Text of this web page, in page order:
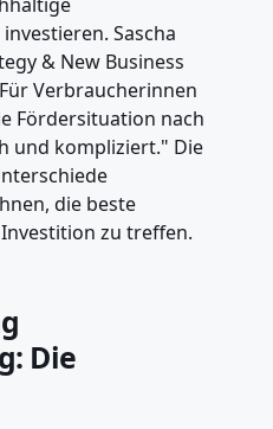
Sascha
& New Business
Verbraucherinnen
Fördersituation nach
und kompliziert." Die
die beste
zu treffen.
Die